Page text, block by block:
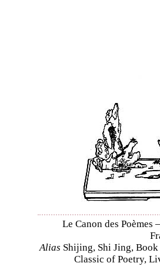
Le Canon des
Alias Shijing, Shi Jing,
Classic of Poetry,